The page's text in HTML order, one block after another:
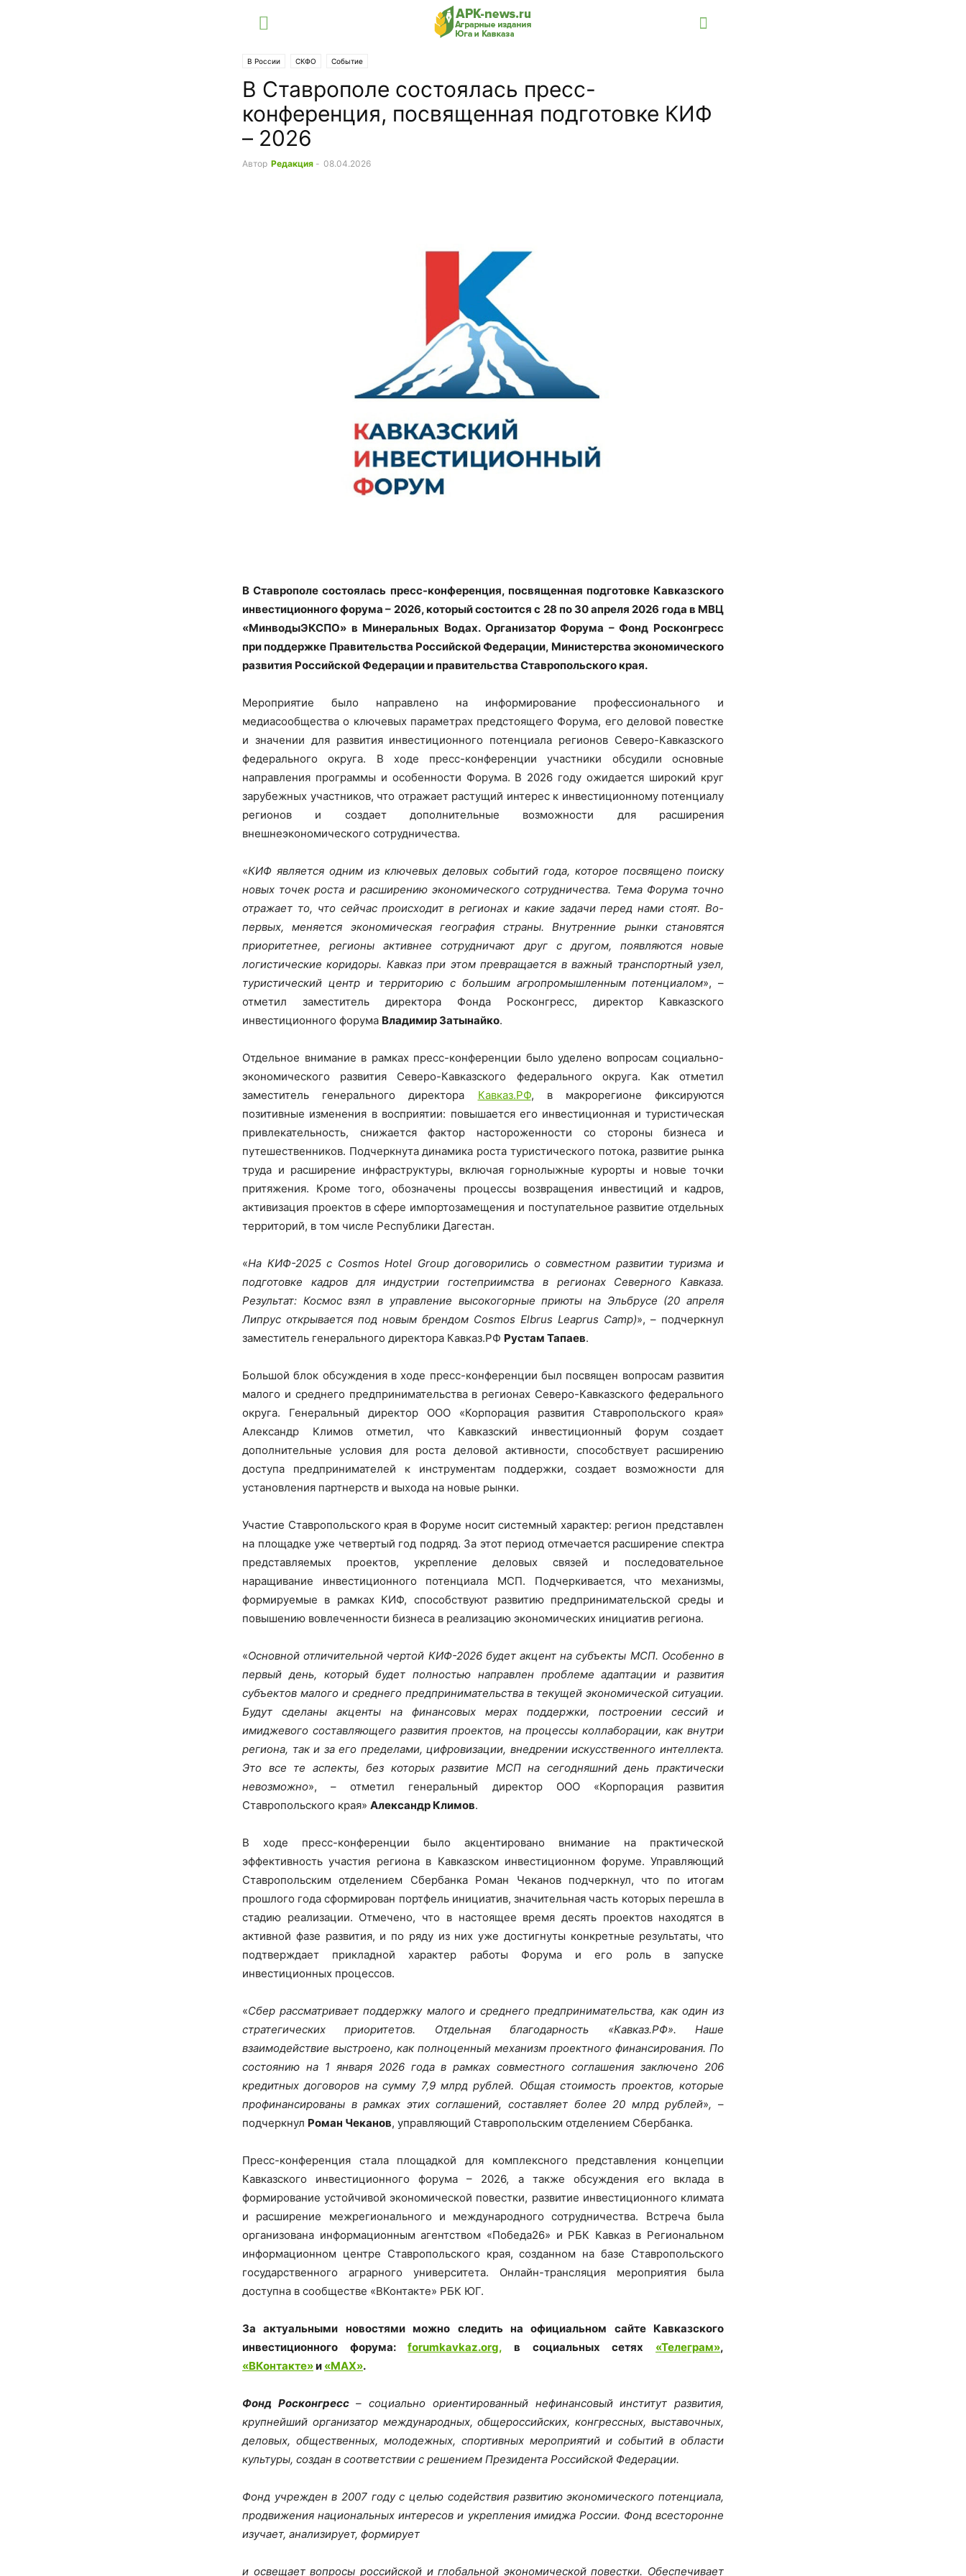
В России СКФО Событие
В Ставрополе состоялась пресс-
конференция, посвященная подготовке КИФ
– 2026
Автор Редакция - 08.04.2026
В Ставрополе состоялась пресс-конференция, посвященная подготовке Кавказского
инвестиционного форума – 2026,который состоится с 28 по 30 апреля 2026 года в МВЦ
«МинводыЭКСПО» в Минеральных Водах. Организатор Форума – Фонд Росконгресс
при поддержке Правительства Российской Федерации, Министерства экономического
развития Российской Федерации и правительства Ставропольского края.
Мероприятие было направлено на информирование профессионального и
медиасообщества о ключевых параметрах предстоящего Форума, его деловой повестке
и значении для развития инвестиционного потенциала регионов Северо-Кавказского
федерального округа. В ходе пресс-конференции участники обсудили основные
направления программы и особенности Форума. В 2026 году ожидается широкий круг
зарубежных участников, что отражает растущий интерес к инвестиционному потенциалу
регионов и создает дополнительные возможности для расширения
внешнеэкономического сотрудничества.
«КИФ является одним из ключевых деловых событий года, которое посвящено поиску
новых точек роста и расширению экономического сотрудничества. Тема Форума точно
отражает то, что сейчас происходит в регионах и какие задачи перед нами стоят. Во-
первых, меняется экономическая география страны. Внутренние рынки становятся
приоритетнее, регионы активнее сотрудничают друг с другом, появляются новые
логистические коридоры. Кавказ при этом превращается в важный транспортный узел,
туристический центр и территорию с большим агропромышленным потенциалом», –
отметил заместитель директора Фонда Росконгресс, директор Кавказского
инвестиционного форума Владимир Затынайко.
Отдельное внимание в рамках пресс-конференции было уделено вопросам социально-
экономического развития Северо-Кавказского федерального округа. Как отметил
заместитель генерального директора Кавказ.РФ, в макрорегионе фиксируются
позитивные изменения в восприятии: повышается его инвестиционная и туристическая
привлекательность, снижается фактор настороженности со стороны бизнеса и
путешественников. Подчеркнута динамика роста туристического потока, развитие рынка
труда и расширение инфраструктуры, включая горнолыжные курорты и новые точки
притяжения. Кроме того, обозначены процессы возвращения инвестиций и кадров,
активизация проектов в сфере импортозамещения и поступательное развитие отдельных
территорий, в том числе Республики Дагестан.
«На КИФ-2025 c Cosmos Hotel Group договорились о совместном развитии туризма и
подготовке кадров для индустрии гостеприимства в регионах Северного Кавказа.
Результат: Космос взял в управление высокогорные приюты на Эльбрусе (20 апреля
Липрус открывается под новым брендом Cosmos Elbrus Leaprus Camp)», – подчеркнул
заместитель генерального директора Кавказ.РФ Рустам Тапаев.
Большой блок обсуждения в ходе пресс-конференции был посвящен вопросам развития
малого и среднего предпринимательства в регионах Северо-Кавказского федерального
округа. Генеральный директор ООО «Корпорация развития Ставропольского края»
Александр Климов отметил, что Кавказский инвестиционный форум создает
дополнительные условия для роста деловой активности, способствует расширению
доступа предпринимателей к инструментам поддержки, создает возможности для
установления партнерств и выхода на новые рынки.
Участие Ставропольского края в Форуме носит системный характер: регион представлен
на площадке уже четвертый год подряд. За этот период отмечается расширение спектра
представляемых проектов, укрепление деловых связей и последовательное
наращивание инвестиционного потенциала МСП. Подчеркивается, что механизмы,
формируемые в рамках КИФ, способствуют развитию предпринимательской среды и
повышению вовлеченности бизнеса в реализацию экономических инициатив региона.
«Основной отличительной чертой КИФ-2026 будет акцент на субъекты МСП. Особенно в
первый день, который будет полностью направлен проблеме адаптации и развития
субъектов малого и среднего предпринимательства в текущей экономической ситуации.
Будут сделаны акценты на финансовых мерах поддержки, построении сессий и
имиджевого составляющего развития проектов, на процессы коллаборации, как внутри
региона, так и за его пределами, цифровизации, внедрении искусственного интеллекта.
Это все те аспекты, без которых развитие МСП на сегодняшний день практически
невозможно», – отметил генеральный директор ООО «Корпорация развития
Ставропольского края» Александр Климов.
В ходе пресс-конференции было акцентировано внимание на практической
эффективность участия региона в Кавказском инвестиционном форуме. Управляющий
Ставропольским отделением Сбербанка Роман Чеканов подчеркнул, что по итогам
прошлого года сформирован портфель инициатив, значительная часть которых перешла в
стадию реализации. Отмечено, что в настоящее время десять проектов находятся в
активной фазе развития, и по ряду из них уже достигнуты конкретные результаты, что
подтверждает прикладной характер работы Форума и его роль в запуске
инвестиционных процессов.
«Сбер рассматривает поддержку малого и среднего предпринимательства, как один из
стратегических приоритетов. Отдельная благодарность «Кавказ.РФ». Наше
взаимодействие выстроено, как полноценный механизм проектного финансирования. По
состоянию на 1 января 2026 года в рамках совместного соглашения заключено 206
кредитных договоров на сумму 7,9 млрд рублей. Общая стоимость проектов, которые
профинансированы в рамках этих соглашений, составляет более 20 млрд рублей»,–
подчеркнул Роман Чеканов, управляющий Ставропольским отделением Сбербанка.
Пресс-конференция стала площадкой для комплексного представления концепции
Кавказского инвестиционного форума – 2026, а также обсуждения его вклада в
формирование устойчивой экономической повестки, развитие инвестиционного климата
и расширение межрегионального и международного сотрудничества. Встреча была
организована информационным агентством «Победа26» и РБК Кавказ в Региональном
информационном центре Ставропольского края, созданном на базе Ставропольского
государственного аграрного университета. Онлайн-трансляция мероприятия была
доступна в сообществе «ВКонтакте» РБК ЮГ.
За актуальными новостями можно следить на официальном сайте Кавказского
инвестиционного форума:forumkavkaz.org, в социальных сетях «Телеграм»,
«ВКонтакте»и «MAX».
Фонд Росконгресс– социально ориентированный нефинансовый институт развития,
крупнейший организатор международных, общероссийских, конгрессных, выставочных,
деловых, общественных, молодежных, спортивных мероприятий и событий в области
культуры, создан в соответствии с решением Президента Российской Федерации.
Фонд учрежден в 2007 году с целью содействия развитию экономического потенциала,
продвижения национальных интересов и укрепления имиджа России. Фонд всесторонне
изучает, анализирует, формирует
и освещает вопросы российской и глобальной экономической повестки. Обеспечивает